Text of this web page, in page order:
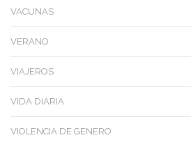
VACUNAS
VERANO
VIAJEROS
VIDA DIARIA
VIOLENCIA DE GENERO